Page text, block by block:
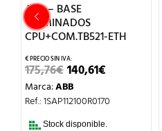
ABB – BASE
TERMINADOS
CPU+COM.TB521-ETH
175,76€EL
PRECIO
ORIGINAL
ERA:
140,61€
ES:
Marca:ABB
Ref.: 1SAP112100R0170
Stock disponible.